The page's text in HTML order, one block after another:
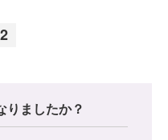
2
りましたか？